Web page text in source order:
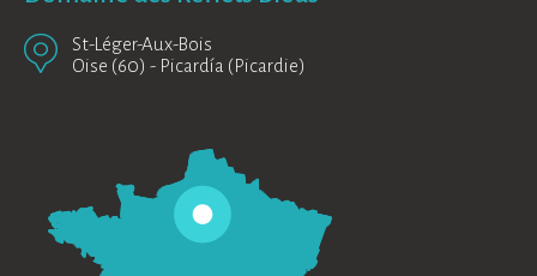
St-Léger-Aux-Bois
Oise (60) - Picardía (Picardie)